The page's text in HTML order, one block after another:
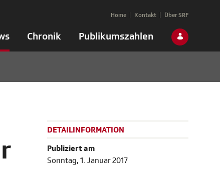
Chronik Publikumszahlen
Home Kontakt Über SRF
DETAILINFORMATION
Publiziert am
Sonntag, 1. Januar 2017